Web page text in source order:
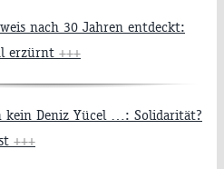
nach 30 Jahren entdeckt:
erzürnt +++
kein Deniz Yücel …: Solidarität?
+++